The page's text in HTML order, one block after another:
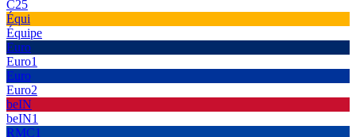
C25
Équi
Équipe
Euro
Euro1
Euro
Euro2
beIN
beIN1
RMC1